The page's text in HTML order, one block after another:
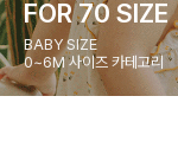
FOR 70 SIZE
BABY SIZE
0~6M 사이즈 카테고리